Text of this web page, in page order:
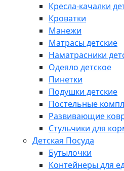
Кресла-качалки
Кроватки
Манежи
Матрасы детские
Наматрасники
Одеяло детское
Пинетки
Подушки детские
Постельные
Развивающие
Стульчики для
Детская Посуда
Бутылочки
Контейнеры для